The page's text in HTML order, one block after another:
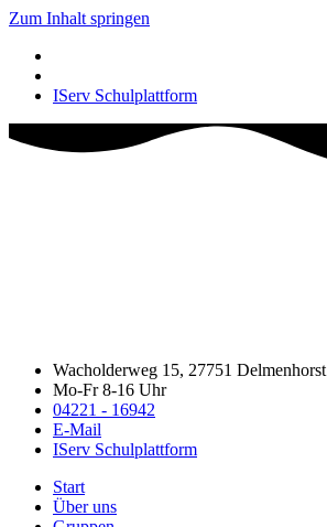
Zum Inhalt springen
IServ Schulplattform
Wacholderweg 15, 27751 Delmenhorst
Mo-Fr 8-16 Uhr
04221 - 16942
E-Mail
IServ Schulplattform
Start
Über uns